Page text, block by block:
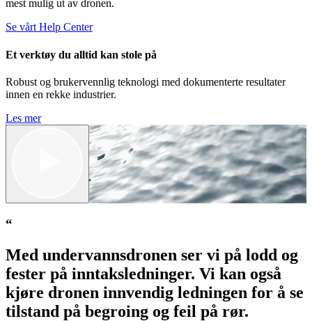
mest mulig ut av dronen.
Se vårt Help Center
Et verktøy du alltid kan stole på
Robust og brukervennlig teknologi med dokumenterte resultater
innen en rekke industrier.
Les mer
“
Med undervannsdronen ser vi på lodd og
fester på inntaksledninger. Vi kan også
kjøre dronen innvendig ledningen for å se
tilstand på begroing og feil på rør.